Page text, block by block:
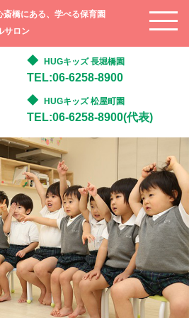
斎橋にある、学べる保育園
サロン
HUGキッズ 長堀橋園
TEL:06-6258-8900
HUGキッズ 松屋町園
TEL:06-6258-8900(代表)